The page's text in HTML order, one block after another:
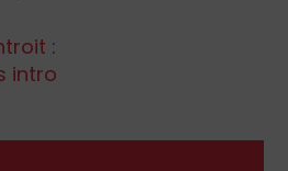
: